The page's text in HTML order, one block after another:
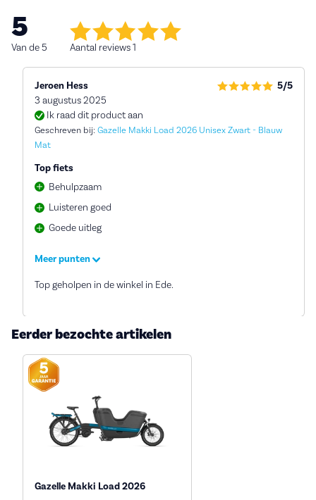
5
Van de 5 Aantal reviews 1
Jeroen Hess
3 augustus 2025
5/5
Ik raad dit product aan
Geschreven bij: Gazelle Makki Load 2026 Unisex Zwart - Blauw
Mat
Top fiets
Behulpzaam
Luisteren goed
Goede uitleg
Meer punten
Top geholpen in de winkel in Ede.
Eerder bezochte artikelen
Gazelle Makki Load 2026